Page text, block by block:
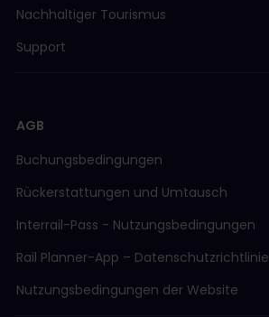
Nachhaltiger Tourismus
Support
AGB
Buchungsbedingungen
Rückerstattungen und Umtausch
Interrail-Pass - Nutzungsbedingungen
Rail Planner-App – Datenschutzrichtlinie
Nutzungsbedingungen der Website